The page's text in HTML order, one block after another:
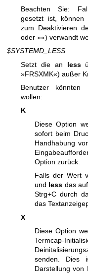
Beachten Sie:
gesetzt ist, können
zum Deaktivieren
oder »«) verwandt
$SYSTEMD_LESS
Setzt die an less
»FRSXMK«) außer
Benutzer könnten
wollen:
K
Diese Option
sofort beim
Handhabung
Option zurück.
Falls der Wert
und less das
Strg+C durch
das
X
Diese Option
senden. Dies
Darstellung von